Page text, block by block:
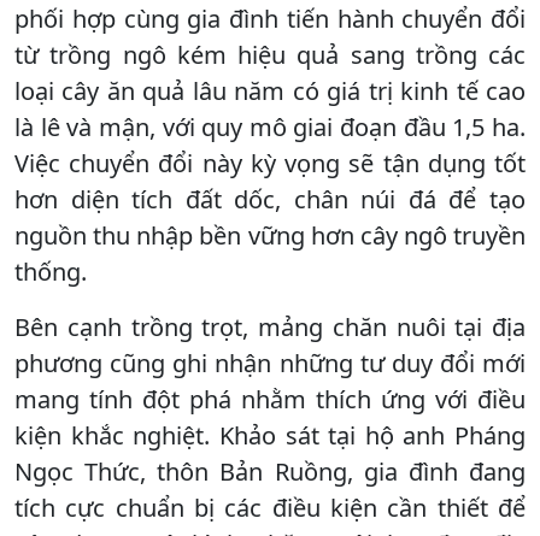
phối hợp cùng gia đình tiến hành chuyển đổi
từ trồng ngô kém hiệu quả sang trồng các
loại cây ăn quả lâu năm có giá trị kinh tế cao
là lê và mận, với quy mô giai đoạn đầu 1,5 ha.
Việc chuyển đổi này kỳ vọng sẽ tận dụng tốt
hơn diện tích đất dốc, chân núi đá để tạo
nguồn thu nhập bền vững hơn cây ngô truyền
thống.
Bên cạnh trồng trọt, mảng chăn nuôi tại địa
phương cũng ghi nhận những tư duy đổi mới
mang tính đột phá nhằm thích ứng với điều
kiện khắc nghiệt. Khảo sát tại hộ anh Pháng
Ngọc Thức, thôn Bản Ruồng, gia đình đang
tích cực chuẩn bị các điều kiện cần thiết để